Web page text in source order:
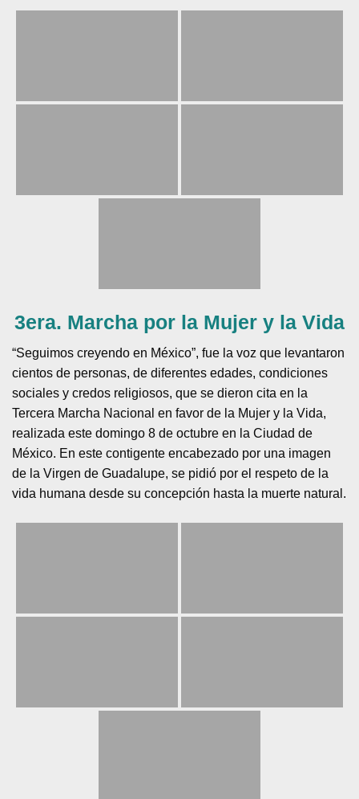
3era. Marcha por la Mujer y la Vida
“Seguimos creyendo en México”, fue la voz que levantaron
cientos de personas, de diferentes edades, condiciones
sociales y credos religiosos, que se dieron cita en la
Tercera Marcha Nacional en favor de la Mujer y la Vida,
realizada este domingo 8 de octubre en la Ciudad de
México. En este contigente encabezado por una imagen
de la Virgen de Guadalupe, se pidió por el respeto de la
vida humana desde su concepción hasta la muerte natural.